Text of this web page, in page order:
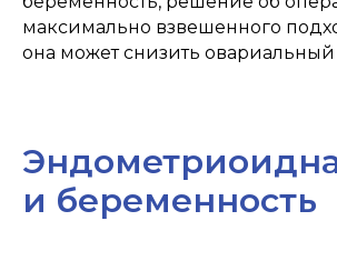
максимально взвешенного
она может снизить овариальный
и беременность